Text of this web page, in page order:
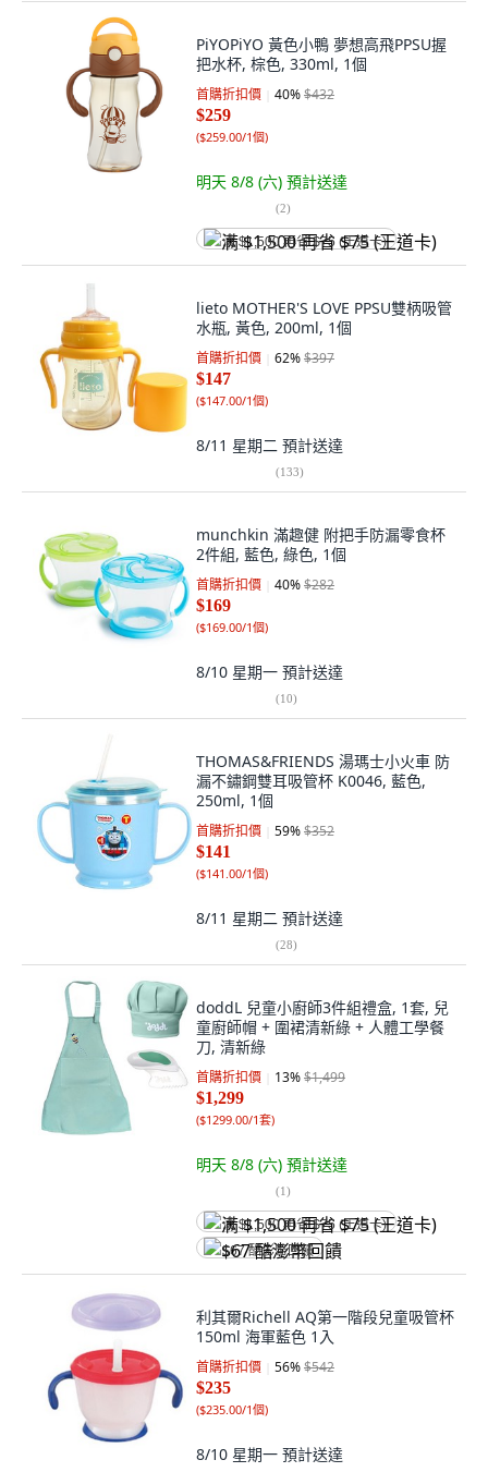
PiYOPiYO 黃色小鴨 夢想高飛PPSU握
把水杯, 棕色, 330ml, 1個
首購折扣價 40%$432
$259
($259.00/1個)
明天 8/8 (六) 預計送達
(2)
满 $1,500 再省 $75 (王道卡)
lieto MOTHER'S LOVE PPSU雙柄吸管
水瓶, 黃色, 200ml, 1個
首購折扣價 62%$397
$147
($147.00/1個)
8/11 星期二 預計送達
(133)
munchkin 滿趣健 附把手防漏零食杯
2件組, 藍色, 綠色, 1個
首購折扣價 40%$282
$169
($169.00/1個)
8/10 星期一 預計送達
(10)
THOMAS&FRIENDS 湯瑪士小火車 防
漏不鏽鋼雙耳吸管杯 K0046, 藍色,
250ml, 1個
首購折扣價 59%$352
$141
($141.00/1個)
8/11 星期二 預計送達
(28)
doddL 兒童小廚師3件組禮盒, 1套, 兒
童廚師帽 + 圍裙清新綠 + 人體工學餐
刀, 清新綠
首購折扣價 13%$1,499
$1,299
($1299.00/1套)
明天 8/8 (六) 預計送達
(1)
满 $1,500 再省 $75 (王道卡)
$67 酷澎幣回饋
利其爾Richell AQ第一階段兒童吸管杯
150ml 海軍藍色 1入
首購折扣價 56%$542
$235
($235.00/1個)
8/10 星期一 預計送達